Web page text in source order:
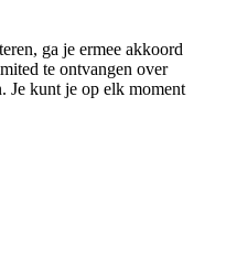
ga je ermee akkoord
te ontvangen over
Je kunt je op elk moment